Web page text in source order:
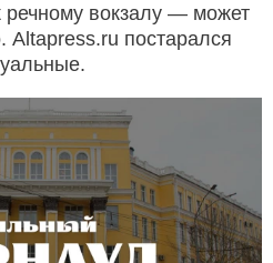
вокзалу — может
Altаpress.ru постарался